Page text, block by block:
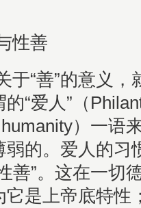
性善
于“善”的意义
“爱人”（
）一语
的。爱人的习
善”。这在一切
它是上帝底特性